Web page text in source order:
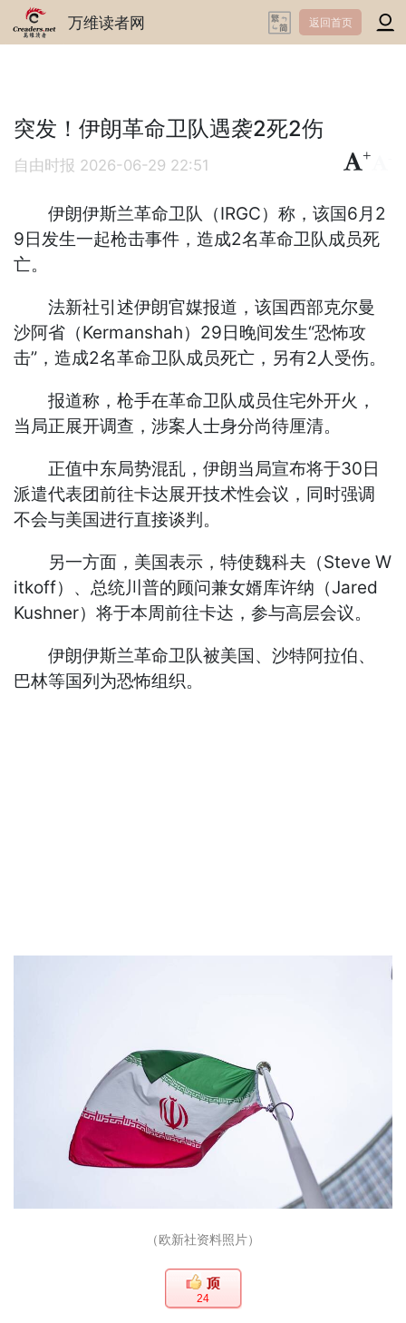
万维读者网 返回首页
突发！伊朗革命卫队遇袭2死2伤
自由时报 2026-06-29 22:51
+
伊朗伊斯兰革命卫队（IRGC）称，该国6月2
9日发生一起枪击事件，造成2名革命卫队成员死
亡。
法新社引述伊朗官媒报道，该国西部克尔曼
沙阿省（Kermanshah）29日晚间发生“恐怖攻
击”，造成2名革命卫队成员死亡，另有2人受伤。
报道称，枪手在革命卫队成员住宅外开火，
当局正展开调查，涉案人士身分尚待厘清。
正值中东局势混乱，伊朗当局宣布将于30日
派遣代表团前往卡达展开技术性会议，同时强调
不会与美国进行直接谈判。
另一方面，美国表示，特使魏科夫（Steve W
itkoff）、总统川普的顾问兼女婿库许纳（Jared
Kushner）将于本周前往卡达，参与高层会议。
伊朗伊斯兰革命卫队被美国、沙特阿拉伯、
巴林等国列为恐怖组织。
（欧新社资料照片）
24